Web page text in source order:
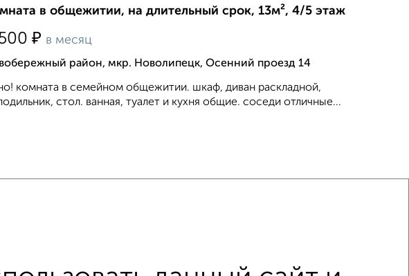
в общежитии, на длительный срок, 13м², 4/5 этаж
₽ в месяц
район, мкр. Новолипецк, Осенний проезд 14
комната в семейном общежитии. шкаф, диван раскладной,
стол. ванная, туалет и кухня общие. соседи отличные...